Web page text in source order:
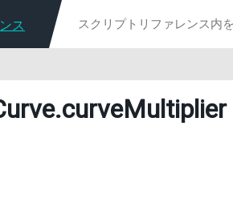
ス
.curveMultiplier